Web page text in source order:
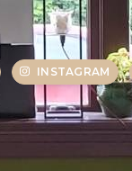
INSTAGRAM